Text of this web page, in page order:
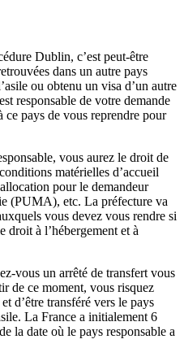
Dublin, c’est peut-être
dans un autre pays
ou obtenu un visa d’un autre
responsable de votre demande
ce pays de vous reprendre pour
vous aurez le droit de
matérielles d’accueil
pour le demandeur
(PUMA), etc. La préfecture va
vous devez vous rendre si
droit à l’hébergement et à
vous un arrêté de transfert vous
de ce moment, vous risquez
d’être transféré vers le pays
La France a initialement 6
la date où le pays responsable a